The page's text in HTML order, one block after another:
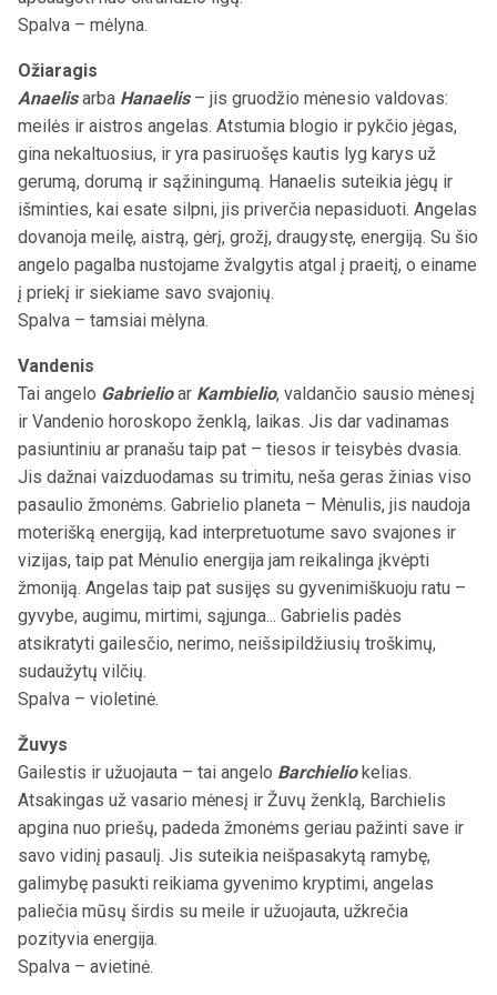
Spalva – mėlyna.
Ožiaragis
Anaelis arba Hanaelis – jis gruodžio mėnesio valdovas:
meilės ir aistros angelas. Atstumia blogio ir pykčio jėgas,
gina nekaltuosius, ir yra pasiruošęs kautis lyg karys už
gerumą, dorumą ir sąžiningumą. Hanaelis suteikia jėgų ir
išminties, kai esate silpni, jis priverčia nepasiduoti. Angelas
dovanoja meilę, aistrą, gėrį, grožį, draugystę, energiją. Su šio
angelo pagalba nustojame žvalgytis atgal į praeitį, o einame
į priekį ir siekiame savo svajonių.
Spalva – tamsiai mėlyna.
Vandenis
Tai angelo Gabrielio ar Kambielio, valdančio sausio mėnesį
ir Vandenio horoskopo ženklą, laikas. Jis dar vadinamas
pasiuntiniu ar pranašu taip pat – tiesos ir teisybės dvasia.
Jis dažnai vaizduodamas su trimitu, neša geras žinias viso
pasaulio žmonėms. Gabrielio planeta – Mėnulis, jis naudoja
moterišką energiją, kad interpretuotume savo svajones ir
vizijas, taip pat Mėnulio energija jam reikalinga įkvėpti
žmoniją. Angelas taip pat susijęs su gyvenimiškuoju ratu –
gyvybe, augimu, mirtimi, sąjunga... Gabrielis padės
atsikratyti gailesčio, nerimo, neišsipildžiusių troškimų,
sudaužytų vilčių.
Spalva – violetinė.
Žuvys
Gailestis ir užuojauta – tai angelo Barchielio kelias.
Atsakingas už vasario mėnesį ir Žuvų ženklą, Barchielis
apgina nuo priešų, padeda žmonėms geriau pažinti save ir
savo vidinį pasaulį. Jis suteikia neišpasakytą ramybę,
galimybę pasukti reikiama gyvenimo kryptimi, angelas
paliečia mūsų širdis su meile ir užuojauta, užkrečia
pozityvia energija.
Spalva – avietinė.